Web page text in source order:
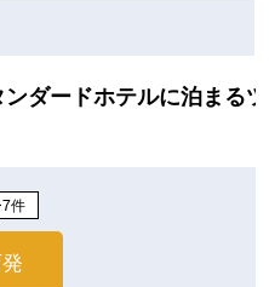
ダードホテルに泊まる
件